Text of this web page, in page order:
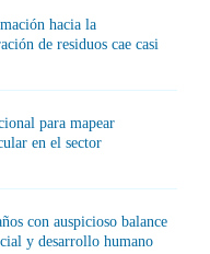
hacia la
de residuos cae casi
para mapear
en el sector
con auspicioso balance
y desarrollo humano